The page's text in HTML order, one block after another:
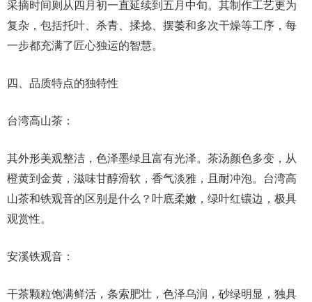
采摘时间则从四月初一直延续到五月中旬。其制作工艺更为
复杂，包括托叶、杀青、揉捻、摆萎和多次干燥等工序，每
一步都充满了匠心独运的智慧。
四、品质特点的独特性
台湾高山茶：
其外形美观整洁，色泽墨绿且富有光泽。茶汤颜色多变，从
橙黄到金黄，滋味甘醇滑软，香气淡雅，且耐冲泡。台湾高
山茶和铁观音的区别是什么？叶底柔嫩，绿叶红镶边，极具
观赏性。
安溪铁观音：
干茶颗粒饱满鲜活，条索肥壮，色泽乌润，砂绿明显，独具